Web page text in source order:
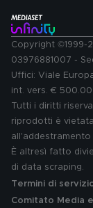
Copyright ©1999-
03976881007 -
Uffici: Viale
int. vers. €
Tutti i diritti
riprodotti è
È altresì fatto
di data scraping.
Termini di
Comitato Media